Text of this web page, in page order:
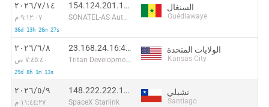
١٤‏/٧‏/٢٠٢٦
٩:١٢:٠٧ م
36d 13h 26m 27s
154.124.201.137:50072
SONATEL-AS Autonomous System
السنغال
Guédiawaye
٨‏/٦‏/٢٠٢٦
٧:٤٥:٤٠ ص
29d 8h 1m 13s
23.168.24.16:49360
Tritan Development
الولايات المتحدة
Kansas City
٩‏/٥‏/٢٠٢٦
١١:٤٤:٢٧ م
148.222.222.178
SpaceX Starlink
تشيلي
Santiago